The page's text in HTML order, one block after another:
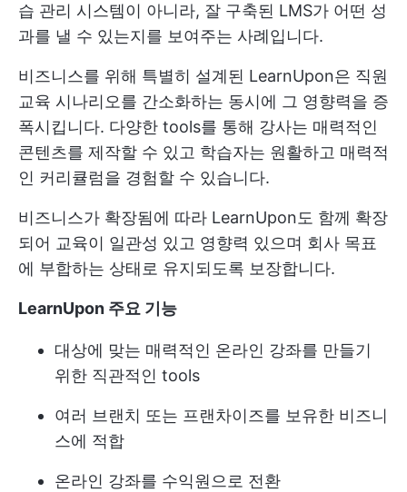
습 관리 시스템이 아니라, 잘 구축된 LMS가 어떤 성
과를 낼 수 있는지를 보여주는 사례입니다.
비즈니스를 위해 특별히 설계된 LearnUpon은 직원
교육 시나리오를 간소화하는 동시에 그 영향력을 증
폭시킵니다. 다양한 tools를 통해 강사는 매력적인
콘텐츠를 제작할 수 있고 학습자는 원활하고 매력적
인 커리큘럼을 경험할 수 있습니다.
비즈니스가 확장됨에 따라 LearnUpon도 함께 확장
되어 교육이 일관성 있고 영향력 있으며 회사 목표
에 부합하는 상태로 유지되도록 보장합니다.
LearnUpon 주요 기능
대상에 맞는 매력적인 온라인 강좌를 만들기
위한 직관적인 tools
여러 브랜치 또는 프랜차이즈를 보유한 비즈니
스에 적합
온라인 강좌를 수익원으로 전환